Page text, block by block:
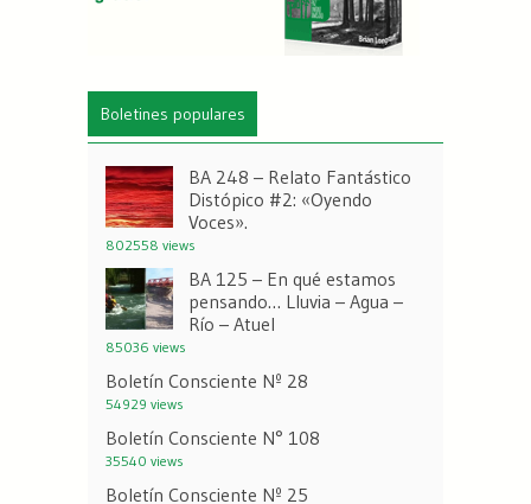
Boletines populares
BA 248 – Relato Fantástico
Distópico #2: «Oyendo
Voces».
802558 views
BA 125 – En qué estamos
pensando… Lluvia – Agua –
Río – Atuel
85036 views
Boletín Consciente Nº 28
54929 views
Boletín Consciente N° 108
35540 views
Boletín Consciente Nº 25